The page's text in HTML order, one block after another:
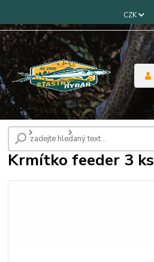
CZK
Úvod Krmítka Krmítko feeder 3 ks
Krmítko feeder 3 ks